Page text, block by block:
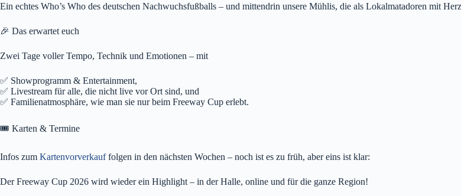
Ein echtes Who’s Who des deutschen Nachwuchsfußballs – und mittendrin unsere Mühlis, die als Lokalmatadoren mit
🎉 Das erwartet euch
Zwei Tage voller Tempo, Technik und Emotionen – mit
✅ Showprogramm & Entertainment,
✅ Livestream für alle, die nicht live vor Ort sind, und
✅ Familienatmosphäre, wie man sie nur beim Freeway Cup erlebt.
🎟️ Karten & Termine
Infos zum Kartenvorverkauffolgen in den nächsten Wochen – noch ist es zu früh, aber eins ist klar:
Der Freeway Cup 2026 wird wieder ein Highlight – in der Halle, online und für die ganze Region!